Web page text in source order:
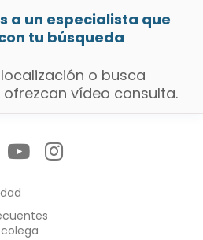
a un especialista que
tu búsqueda
o busca
vídeo consulta.